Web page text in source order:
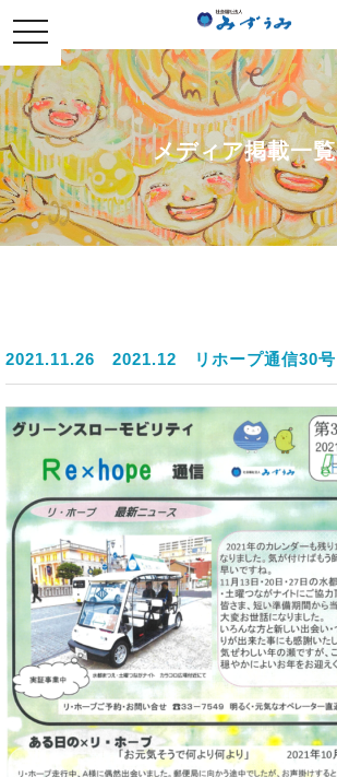
toggle
navigation
メディア掲載一覧
2021.11.26 2021.12 リホープ通信30号